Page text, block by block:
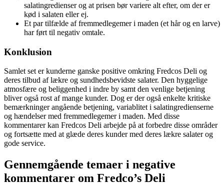
salatingredienser og at prisen bør variere alt efter, om der er
kød i salaten eller ej.
Et par tilfælde af fremmedlegemer i maden (et hår og en larve)
har ført til negativ omtale.
Konklusion
Samlet set er kunderne ganske positive omkring Fredcos Deli og
deres tilbud af lækre og sundhedsbevidste salater. Den hyggelige
atmosfære og beliggenhed i indre by samt den venlige betjening
bliver også rost af mange kunder. Dog er der også enkelte kritiske
bemærkninger angående betjening, variablitet i salatingredienserne
og hændelser med fremmedlegemer i maden. Med disse
kommentarer kan Fredcos Deli arbejde på at forbedre disse områder
og fortsætte med at glæde deres kunder med deres lækre salater og
gode service.
Gennemgående temaer i negative
kommentarer om Fredco’s Deli